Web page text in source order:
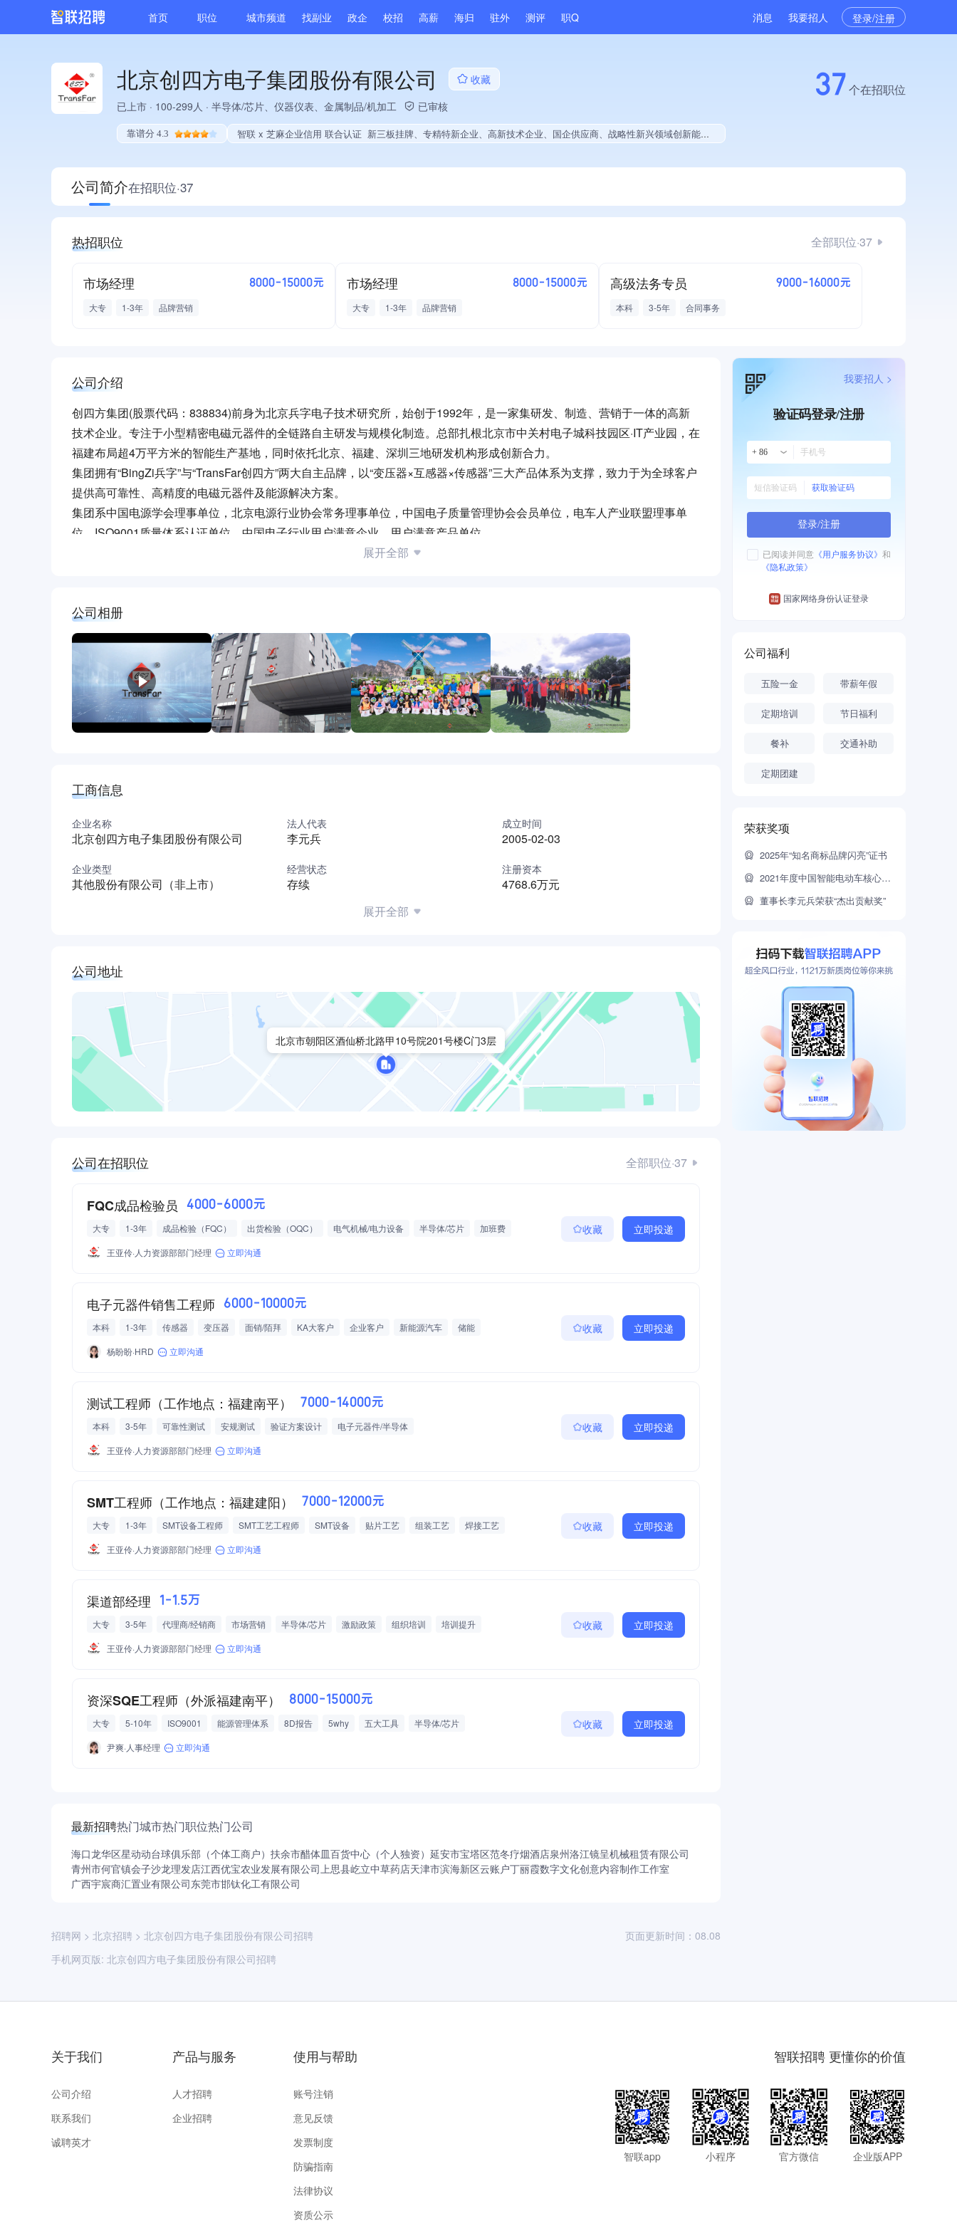
首页 职位 城市频道 找副业 政企 校招 高薪 海归 驻外 测评 职Q 消息 我要招人 登录/注册
北京创四方电子集团股份有限公司
收藏
已上市 · 100-299人 · 半导体/芯片、仪器仪表、金属制品/机加工 已审核
靠谱分 4.3 智联 x 芝麻企业信用 联合认证 新三板挂牌、专精特新企业、高新技术企业、国企供应商、战略性新兴领域创新能力、绝对控股2家公司、薪资水平全省同行前50%、A级纳税人、多产业布局、拥有节能环保技术、拥有自主品牌、拥有发明专利、专利授权量同领域前10%、技术布局行业领先、经营年限全国同行前5%、权威管理体系认证、大学生就业贡献、定向增发融资、拥有绿色资质
37个在招职位
公司简介在招职位·37
热招职位 全部职位·37
市场经理 8000-15000元
大专 1-3年 品牌营销
市场经理 8000-15000元
大专 1-3年 品牌营销
高级法务专员 9000-16000元
本科 3-5年 合同事务
公司介绍
创四方集团(股票代码：838834)前身为北京兵字电子技术研究所，始创于1992年，是一家集研发、制造、营销于一体的高新
技术企业。专注于小型精密电磁元器件的全链路自主研发与规模化制造。总部扎根北京市中关村电子城科技园区·IT产业园，在
福建布局超4万平方米的智能生产基地，同时依托北京、福建、深圳三地研发机构形成创新合力。
集团拥有“BingZi兵字”与“TransFar创四方”两大自主品牌，以“变压器×互感器×传感器”三大产品体系为支撑，致力于为全球客户
提供高可靠性、高精度的电磁元器件及能源解决方案。
集团系中国电源学会理事单位，北京电源行业协会常务理事单位，中国电子质量管理协会会员单位，电车人产业联盟理事单
位，ISO9001质量体系认证单位，中国电子行业用户满意企业、用户满意产品单位。
经过多年发展，公司汇聚了一批高素质的专业技术人才，在各类产品上都能实现有针对性的专业性设计和高品质制造。所有产
展开全部
公司相册
工商信息
企业名称
北京创四方电子集团股份有限公司
法人代表
李元兵
成立时间
2005-02-03
企业类型
其他股份有限公司（非上市）
经营状态
存续
注册资本
4768.6万元
展开全部
公司地址
北京市朝阳区酒仙桥北路甲10号院201号楼C门3层
公司在招职位 全部职位·37
FQC成品检验员 4000-6000元
大专 1-3年 成品检验（FQC） 出货检验（OQC） 电气机械/电力设备 半导体/芯片
加班费
王亚伶·人力资源部部门经理
立即沟通
收藏 立即投递
电子元器件销售工程师 6000-10000元
本科 1-3年 传感器 变压器 面销/陌拜 KA大客户 企业客户 新能源汽车
储能
电子设备制造
杨盼盼·HRD 立即沟通
收藏 立即投递
测试工程师（工作地点：福建南平） 7000-14000元
本科 3-5年 可靠性测试 安规测试 验证方案设计
电子元器件/半导体
王亚伶·人力资源部部门经理
立即沟通
收藏 立即投递
SMT工程师（工作地点：福建建阳） 7000-12000元
大专 1-3年 SMT设备工程师 SMT工艺工程师 SMT设备 贴片工艺 组装工艺
焊接工艺
电子元器件
王亚伶·人力资源部部门经理 立即沟通
收藏 立即投递
渠道部经理 1-1.5万
大专 3-5年 代理商/经销商 市场营销 半导体/芯片 激励政策 组织培训
培训提升
五险一金
王亚伶·人力资源部部门经理 立即沟通
收藏 立即投递
资深SQE工程师（外派福建南平） 8000-15000元
大专 5-10年 ISO9001 能源管理体系 8D报告 5why 五大工具
半导体/芯片
电气机械/电力设备
尹爽·人事经理 立即沟通
收藏 立即投递
最新招聘热门城市热门职位热门公司
海口龙华区星动动台球俱乐部（个体工商户） 扶余市醋体皿百货中心（个人独资） 延安市宝塔区范冬疗烟酒店泉州洛江镜呈机械租赁有限公司
青州市何官镇会子沙龙理发店江西优宝农业发展有限公司上思县屹立中草药店天津市滨海新区云账户丁丽霞数字文化创意内容制作工作室
广西宇宸商汇置业有限公司东莞市邯钛化工有限公司
招聘网 > 北京招聘 > 北京创四方电子集团股份有限公司招聘
手机网页版: 北京创四方电子集团股份有限公司招聘
页面更新时间：08.08
验证码登录/注册
+ 86
获取验证码
登录/注册
已阅读并同意 《用户服务协议》 和
《隐私政策》
国家网络身份认证登录
我要招人 >
公司福利
五险一金 带薪年假
定期培训 节日福利
餐补 交通补助
定期团建
荣获奖项
2025年“知名商标品牌闪亮”证书
2021年度中国智能电动车核心零部件100强
董事长李元兵荣获“杰出贡献奖”
关于我们
公司介绍
联系我们
诚聘英才
产品与服务
人才招聘
企业招聘
使用与帮助
账号注销
意见反馈
发票制度
防骗指南
法律协议
资质公示
智联招聘 更懂你的价值
智联app 小程序 官方微信 企业版APP